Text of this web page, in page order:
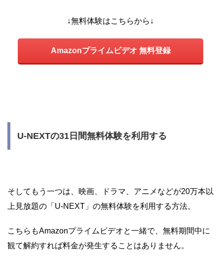
↓無料体験はこちらから↓
Amazonプライムビデオ 無料登録
U-NEXTの31日間無料体験を利用する
そしてもう一つは、映画、ドラマ、アニメなどが20万本以
上見放題の「U-NEXT」の無料体験を利用する方法。
こちらもAmazonプライムビデオと一緒で、無料期間中に
観て解約すれば料金が発生することはありません。